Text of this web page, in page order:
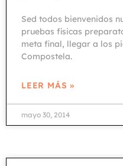
Sed todos bienvenidos
pruebas físicas
meta final, llegar a los
Compostela.
LEER MÁS »
mayo 30, 2014